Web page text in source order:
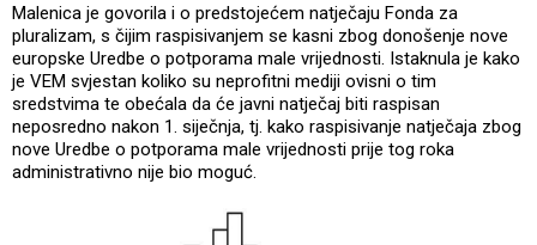
Malenica je govorila i o predstojećem natječaju Fonda za
pluralizam, s čijim raspisivanjem se kasni zbog donošenje nove
europske Uredbe o potporama male vrijednosti. Istaknula je kako
je VEM svjestan koliko su neprofitni mediji ovisni o tim
sredstvima te obećala da će javni natječaj biti raspisan
neposredno nakon 1. siječnja, tj. kako raspisivanje natječaja zbog
nove Uredbe o potporama male vrijednosti prije tog roka
administrativno nije bio moguć.